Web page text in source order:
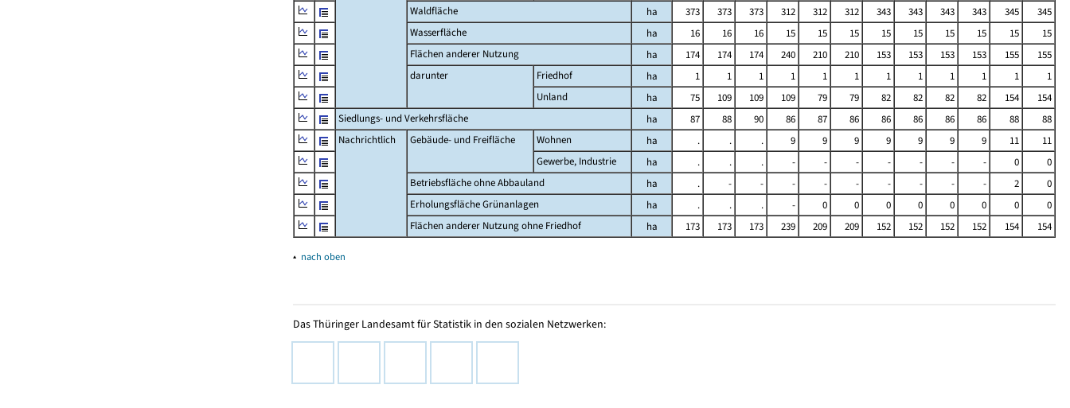
Waldfläche
ha 373 373 373 312 312 312 343 343 343 343 345
345
Wasserfläche
ha 16 16 16 15 15 15 15 15 15 15 15
15
Flächen anderer Nutzung
ha 174 174 174 240 210 210 153 153 153 153 155
155
darunter
Friedhof ha 1 1 1 1 1 1 1 1 1 1 1
1
Unland
ha 75 109 109 109 79 79 82 82 82 82 154
154
Siedlungs- und Verkehrsfläche
ha 87 88 90 86 87 86 86 86 86 86 88
88
Nachrichtlich
Gebäude- und Freifläche Wohnen ha . . . 9 9 9 9 9 9 9 11
11
Gewerbe, Industrie
ha . . . - - - - - - - 0
0
Betriebsfläche ohne Abbauland
ha . - - - - - - - - - 2
0
Erholungsfläche Grünanlagen
ha . . . - 0 0 0 0 0 0 0
0
Flächen anderer Nutzung ohne Friedhof
ha 173 173 173 239 209 209 152 152 152 152 154 154
▴ nach oben
Das Thüringer Landesamt für Statistik in den sozialen Netzwerken: